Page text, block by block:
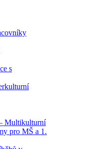
s
Multikulturní
pro MŠ a 1.